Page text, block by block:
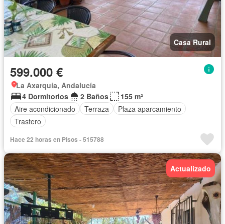
Casa Rural
599.000 €
La Axarquía, Andalucía
4 Dormitorios
2 Baños
155 m²
Aire acondicionado
Terraza
Plaza aparcamiento
Trastero
Hace 22 horas en Pisos - 515788
Actualizado